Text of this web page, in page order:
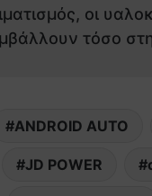
οι
τόσο
ANDROID AUTO
JD POWER